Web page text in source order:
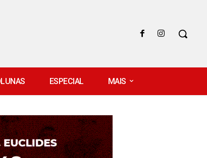
ESPECIAL MAIS